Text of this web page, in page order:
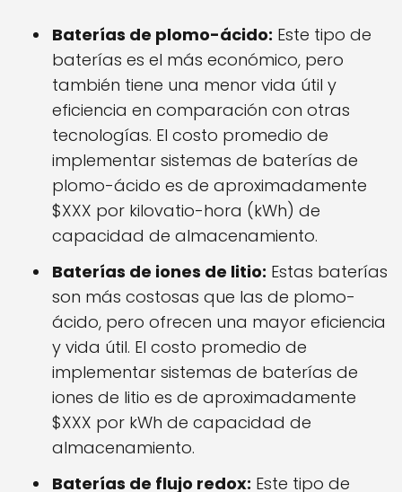
Baterías de plomo-ácido: Este tipo de
baterías es el más económico, pero
también tiene una menor vida útil y
eficiencia en comparación con otras
tecnologías. El costo promedio de
implementar sistemas de baterías de
plomo-ácido es de aproximadamente
$XXX por kilovatio-hora (kWh) de
capacidad de almacenamiento.
Baterías de iones de litio: Estas baterías
son más costosas que las de plomo-
ácido, pero ofrecen una mayor eficiencia
y vida útil. El costo promedio de
implementar sistemas de baterías de
iones de litio es de aproximadamente
$XXX por kWh de capacidad de
almacenamiento.
Baterías de flujo redox: Este tipo de